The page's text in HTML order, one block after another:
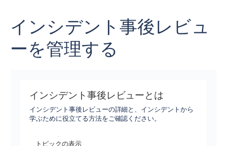
インシデント事後レビュ
ーを管理する
インシデント事後レビューとは
インシデント事後レビューの詳細と、インシデントから
学ぶために役立てる方法をご確認ください。
トピックの表示